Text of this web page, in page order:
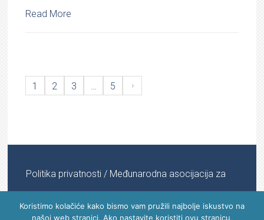
Read More
1 2 3 … 5
Politika privatnosti / Međunarodna asocijacija za
Koristimo kolačiće kako bismo vam pružili najbolje iskustvo na
našoj web stranici. Ako nastavite koristiti ovu stranicu,